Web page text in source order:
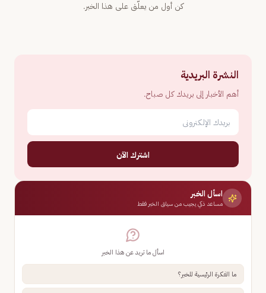
كن أول من يعلّق على هذا الخبر.
النشرة البريدية
أهم الأخبار إلى بريدك كل صباح.
اشترك الآن
اسأل الخبر
مساعد ذكي يجيب من سياق الخبر فقط
اسأل ما تريد عن هذا الخبر
ما الفكرة الرئيسية للخبر؟